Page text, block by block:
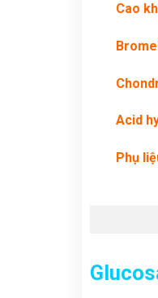
Cao
Acid
Phụ